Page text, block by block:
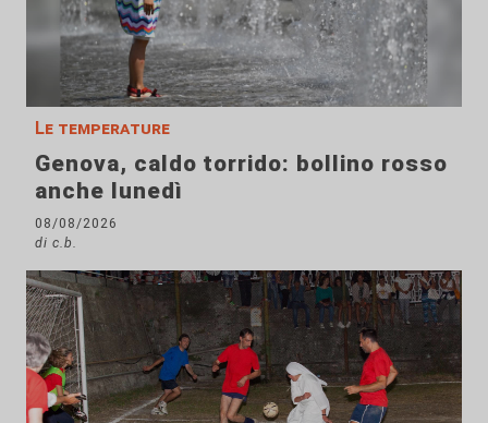
Le temperature
Genova, caldo torrido: bollino rosso
anche lunedì
08/08/2026
di c.b.